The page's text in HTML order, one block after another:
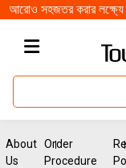
আরোও সহজতর করার
About
Us
Order
Procedure